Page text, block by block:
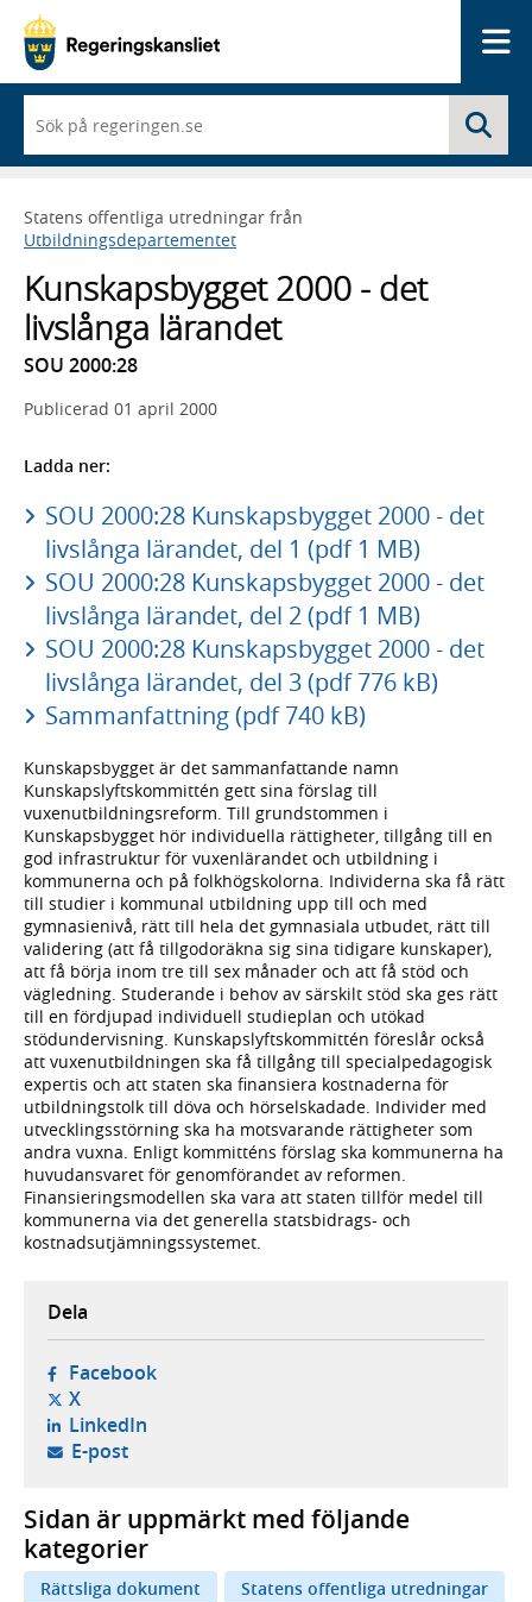
du
börjar
skriva
framträder
en
med
sökförslag
Statens offentliga utredningar från
Utbildningsdepartementet
Kunskapsbygget 2000 - det
livslånga lärandet
SOU 2000:28
Publicerad 01 april 2000
Ladda ner:
SOU 2000:28 Kunskapsbygget 2000 - det
livslånga lärandet, del 1 (pdf 1 MB)
SOU 2000:28 Kunskapsbygget 2000 - det
livslånga lärandet, del 2 (pdf 1 MB)
SOU 2000:28 Kunskapsbygget 2000 - det
livslånga lärandet, del 3 (pdf 776 kB)
Sammanfattning (pdf 740 kB)
Kunskapsbygget är det sammanfattande namn
Kunskapslyftskommittén gett sina förslag till
vuxenutbildningsreform. Till grundstommen i
Kunskapsbygget hör individuella rättigheter, tillgång till en
god infrastruktur för vuxenlärandet och utbildning i
kommunerna och på folkhögskolorna. Individerna ska få rätt
till studier i kommunal utbildning upp till och med
gymnasienivå, rätt till hela det gymnasiala utbudet, rätt till
validering (att få tillgodoräkna sig sina tidigare kunskaper),
att få börja inom tre till sex månader och att få stöd och
vägledning. Studerande i behov av särskilt stöd ska ges rätt
till en fördjupad individuell studieplan och utökad
stödundervisning. Kunskapslyftskommittén föreslår också
att vuxenutbildningen ska få tillgång till specialpedagogisk
expertis och att staten ska finansiera kostnaderna för
utbildningstolk till döva och hörselskadade. Individer med
utvecklingsstörning ska ha motsvarande rättigheter som
andra vuxna. Enligt kommitténs förslag ska kommunerna ha
huvudansvaret för genomförandet av reformen.
Finansieringsmodellen ska vara att staten tillför medel till
kommunerna via det generella statsbidrags- och
kostnadsutjämningssystemet.
Dela
Facebook- öppnas i ny flik, extern webbplats,
X- öppnas i ny flik, extern webbplats,
LinkedIn- öppnas i ny flik, extern webbplats,
E-post- öppnar din e-postklient,
Sidan är uppmärkt med följande
kategorier
Rättsliga dokument
Statens offentliga utredningar